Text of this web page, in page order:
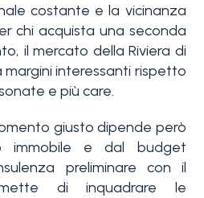
costante e la vicinanza
chi acquista una seconda
il mercato della Riviera di
interessanti rispetto
e più care.
giusto dipende però
immobile e dal budget
preliminare con il
di inquadrare le